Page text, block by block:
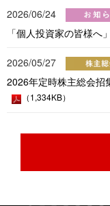
2026/06/24
「個人投資家の皆様へ
2026/05/27
2026年定時株主総会招
（1,334KB）